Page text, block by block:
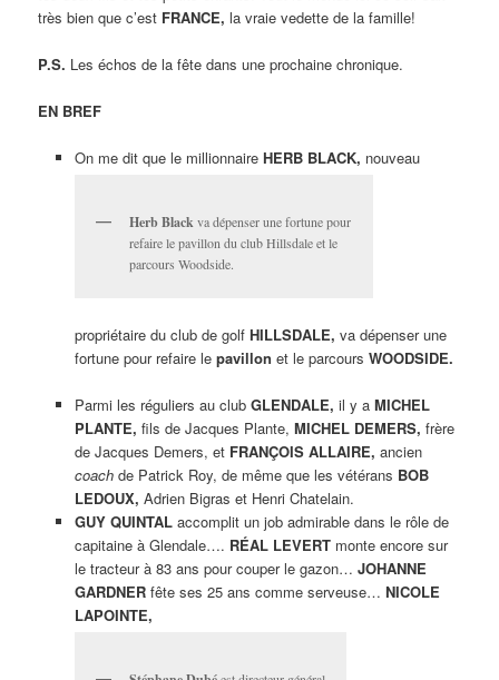
très bien que c’est FRANCE, la vraie vedette de la famille!
P.S. Les échos de la fête dans une prochaine chronique.
EN BREF
On me dit que le millionnaire HERB BLACK, nouveau
Herb Blackva dépenser une fortune pour
refaire le pavillon du club Hillsdale et le
parcours Woodside.
propriétaire du club de golf HILLSDALE, va dépenser une
fortune pour refaire le pavillon et le parcours WOODSIDE.
Parmi les réguliers au club GLENDALE, il y a MICHEL
PLANTE, fils de Jacques Plante, MICHEL DEMERS, frère
de Jacques Demers, et FRANÇOIS ALLAIRE, ancien
coachde Patrick Roy, de même que les vétérans BOB
LEDOUX, Adrien Bigras et Henri Chatelain.
GUY QUINTALaccomplit un job admirable dans le rôle de
capitaine à Glendale…. RÉAL LEVERTmonte encore sur
le tracteur à 83 ans pour couper le gazon… JOHANNE
GARDNERfête ses 25 ans comme serveuse… NICOLE
LAPOINTE,